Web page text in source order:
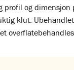
profil og dimensjon
klut.
overflatebehandles.